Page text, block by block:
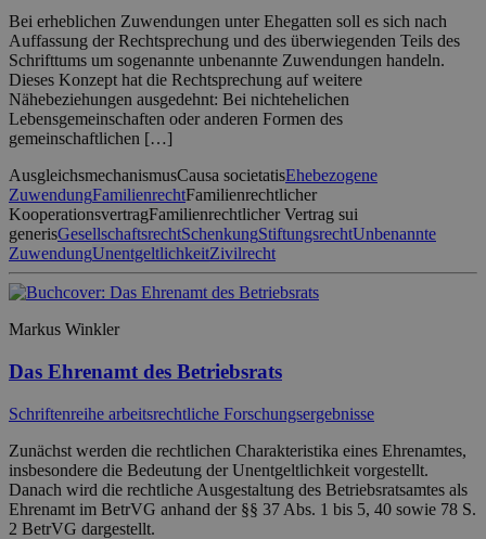
Bei erheblichen Zuwendungen unter Ehegatten soll es sich nach
Auffassung der Rechtsprechung und des überwiegenden Teils des
Schrifttums um sogenannte unbenannte Zuwendungen handeln.
Dieses Konzept hat die Rechtsprechung auf weitere
Nähebeziehungen ausgedehnt: Bei nichtehelichen
Lebensgemeinschaften oder anderen Formen des
gemeinschaftlichen […]
AusgleichsmechanismusCausa societatisEhebezogene
ZuwendungFamilienrechtFamilienrechtlicher
KooperationsvertragFamilienrechtlicher Vertrag sui
generisGesellschaftsrechtSchenkungStiftungsrechtUnbenannte
ZuwendungUnentgeltlichkeitZivilrecht
Markus Winkler
Das Ehrenamt des Betriebsrats
Schriftenreihe arbeitsrechtliche Forschungsergebnisse
Zunächst werden die rechtlichen Charakteristika eines Ehrenamtes,
insbesondere die Bedeutung der Unentgeltlichkeit vorgestellt.
Danach wird die rechtliche Ausgestaltung des Betriebsratsamtes als
Ehrenamt im BetrVG anhand der §§ 37 Abs. 1 bis 5, 40 sowie 78 S.
2 BetrVG dargestellt.